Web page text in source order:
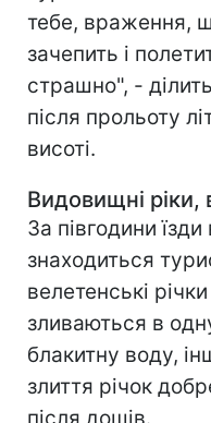
тебе, враження,
зачепить і
страшно", -
після прольоту
висоті.
Видовищні ріки,
За півгодини їзди
знаходиться
велетенські
зливаються в
блакитну воду,
злиття річок